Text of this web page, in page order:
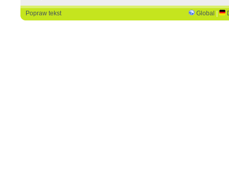
Popraw tekst Global